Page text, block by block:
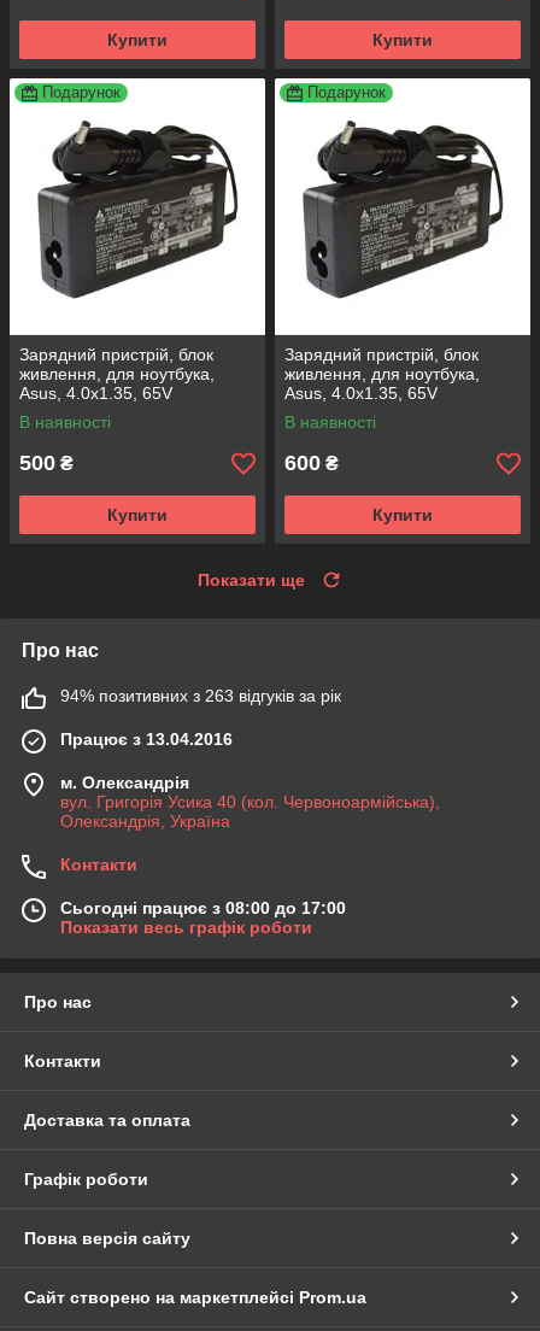
Купити Купити
Подарунок
Зарядний пристрій, блок
живлення, для ноутбука,
Asus, 4.0x1.35, 65V
В наявності
500 ₴
Купити
Подарунок
Зарядний пристрій, блок
живлення, для ноутбука,
Asus, 4.0x1.35, 65V
В наявності
600 ₴
Купити
Показати ще
Про нас
94% позитивних з 263 відгуків за рік
Працює з 13.04.2016
м. Олександрія
вул. Григорія Усика 40 (кол. Червоноармійська),
Олександрія, Україна
Контакти
Сьогодні працює з 08:00 до 17:00
Показати весь графік роботи
Про нас
Контакти
Доставка та оплата
Графік роботи
Повна версія сайту
Сайт створено на маркетплейсі Prom.ua